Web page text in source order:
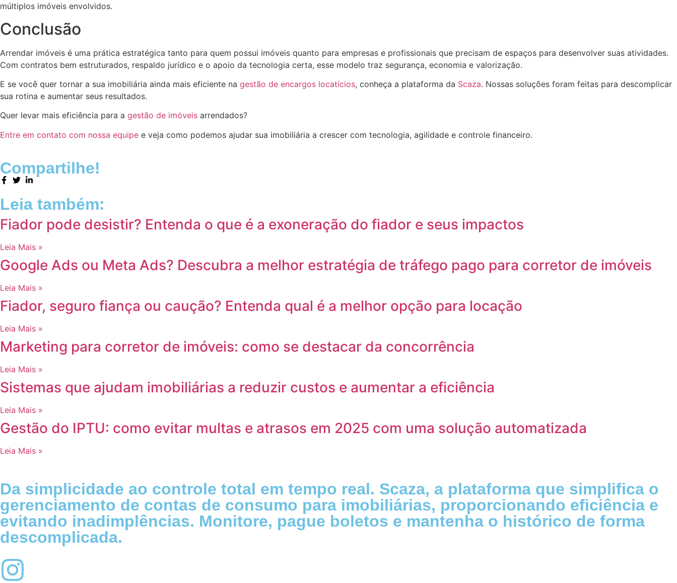
múltiplos imóveis envolvidos.
Conclusão
Arrendar imóveis é uma prática estratégica tanto para quem possui imóveis quanto para empresas e profissionais que precisam de espaços para desenvolver suas atividades.
Com contratos bem estruturados, respaldo jurídico e o apoio da tecnologia certa, esse modelo traz segurança, economia e valorização.
E se você quer tornar a sua imobiliária ainda mais eficiente na gestão de encargos locatícios, conheça a plataforma da Scaza. Nossas soluções foram feitas para descomplicar
sua rotina e aumentar seus resultados.
Quer levar mais eficiência para a gestão de imóveis arrendados?
Entre em contato com nossa equipe e veja como podemos ajudar sua imobiliária a crescer com tecnologia, agilidade e controle financeiro.
Compartilhe!
Leia também:
Fiador pode desistir? Entenda o que é a exoneração do fiador e seus impactos
Leia Mais »
Google Ads ou Meta Ads? Descubra a melhor estratégia de tráfego pago para corretor de imóveis
Leia Mais »
Fiador, seguro fiança ou caução? Entenda qual é a melhor opção para locação
Leia Mais »
Marketing para corretor de imóveis: como se destacar da concorrência
Leia Mais »
Sistemas que ajudam imobiliárias a reduzir custos e aumentar a eficiência
Leia Mais »
Gestão do IPTU: como evitar multas e atrasos em 2025 com uma solução automatizada
Leia Mais »
Da simplicidade ao controle total em tempo real. Scaza, a plataforma que simplifica o
gerenciamento de contas de consumo para imobiliárias, proporcionando eficiência e
evitando inadimplências. Monitore, pague boletos e mantenha o histórico de forma
descomplicada.